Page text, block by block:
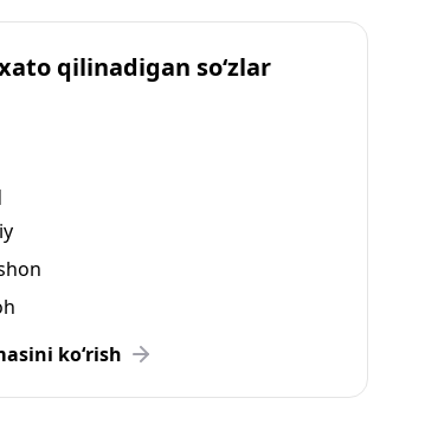
xato qilinadigan so‘zlar
ko‘rish